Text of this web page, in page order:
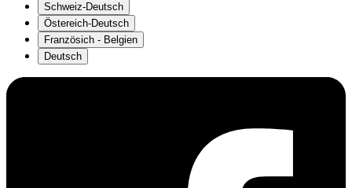
Schweiz-Deutsch
Östereich-Deutsch
Französich - Belgien
Deutsch